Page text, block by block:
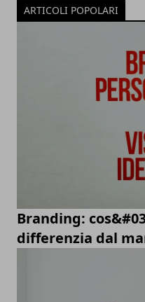
ARTICOLI POPOLARI
Branding:
differenzia dal